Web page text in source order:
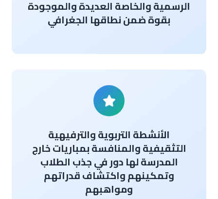
الرسمية والخاصة العديدة والموجودة
بقوة ضمن نطاقها الجغرافي
الأنشطة التربوية والترفيهية
التثقيفية والمنافسة بمباريات خارج
المدرسة لها دور في جذب الطلاب
وتمكينهم واكتشاف قدراتهم
ومواهبهم